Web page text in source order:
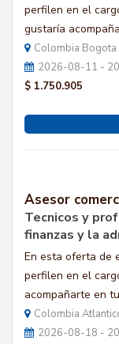
perfilen en el
gustaría
Colombia Bogota
2026-08-11 -
$ 1.750.905
Asesor
Tecnicos y
finanzas y la
En esta oferta de
perfilen en el
acompañarte en
Colombia
2026-08-18 -